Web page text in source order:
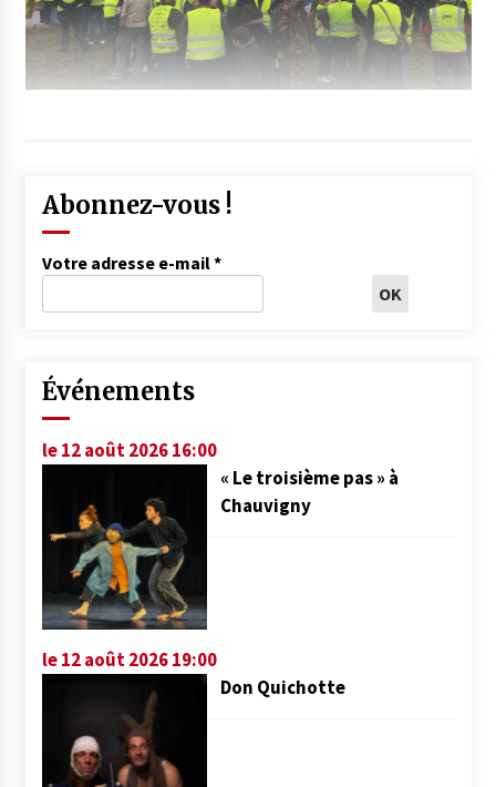
Abonnez-vous !
Votre adresse e-mail*
Événements
le 12 août 2026 16:00
« Le troisième pas » à
Chauvigny
le 12 août 2026 19:00
Don Quichotte